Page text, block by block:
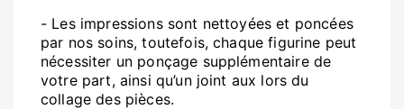
- Les impressions sont nettoyées et poncées
par nos soins, toutefois, chaque figurine peut
nécessiter un ponçage supplémentaire de
votre part, ainsi qu’un joint aux lors du
collage des pièces.